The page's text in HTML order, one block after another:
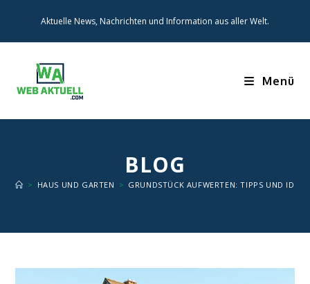
springen
Aktuelle News, Nachrichten und Information aus aller Welt.
Menü
BLOG
> HAUS UND GARTEN > GRUNDSTÜCK AUFWERTEN: TIPPS UND IDEEN